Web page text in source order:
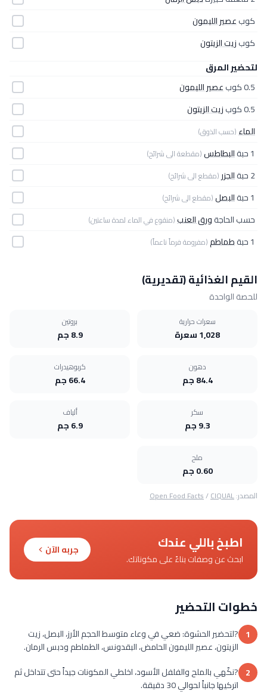
كوبعصير الليمون
كوبزيت الزيتون
لتحضير المرق
0.5 كوب
عصير الليمون
0.5 كوب
زيت الزيتون
الماء(حسب الذوق)
1 حبة البطاطس(مقطعة الى شرائح)
2 حبة الجزر (مقطع الى شرائح)
1 حبة البصل(مقطع الى شرائح)
حسب الحاجةورق العنب(منقوع في الماء لمدة ساعتين)
1 حبة طماطم(مفرومة فرماً ناعماً)
القيم الغذائية (تقديرية)
للحصة الواحدة
سعرات حرارية
1,028 سعرة
بروتين
8.9 جم
دهون
84.4 جم
كربوهيدرات
66.4 جم
سكر
9.3 جم
ألياف
6.9 جم
ملح
0.60 جم
المصدر: Open Food Facts/CIQUAL
اطبخ باللي عندك
ابحث عن وصفات بناءً على مكوناتك.
جربه الآن
خطوات التحضير
1 ?لتحضير الحشوة: ضعي في وعاء متوسط الحجم الأرز، البصل، زيت
الزيتون، عصير الليمون الحامض، البقدونس، الطماطم ودبس الرمان.
2 ?نكّهي بالملح والفلفل الأسود، اخلطي المكونات جيداً حتى تتداخل ثم
اتركيها جانباً لحوالي 30 دقيقة.